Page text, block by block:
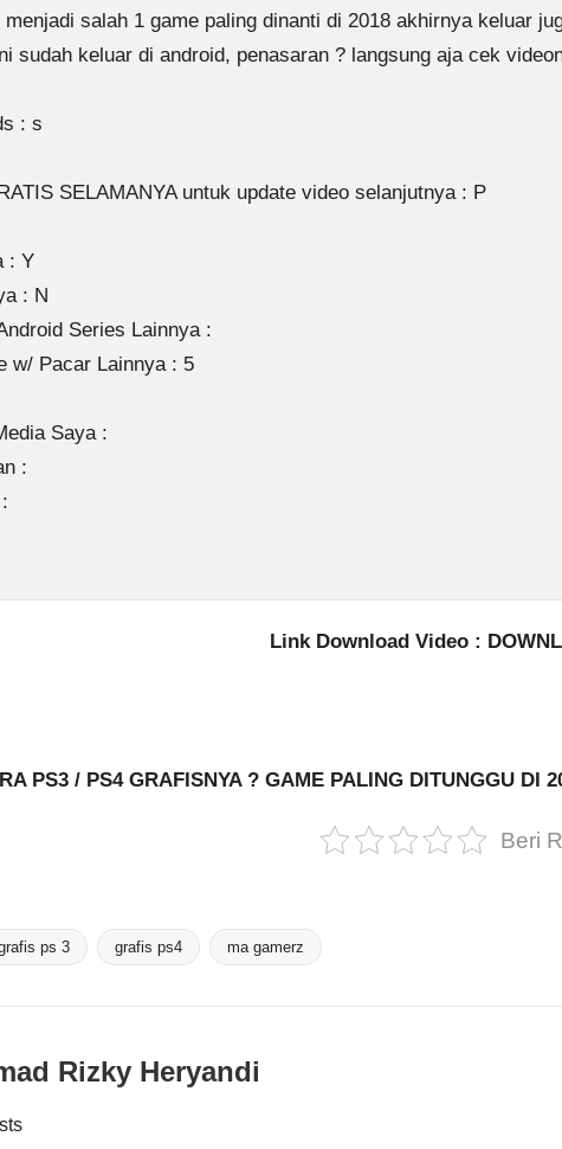
salah 1 game paling dinanti di 2018 akhirnya keluar
sudah keluar di android, penasaran ? langsung aja cek
: s
SELAMANYA untuk update video selanjutnya : P
: Y
: N
Series Lainnya :
w/ Pacar Lainnya : 5
Saya :
:
Link Download Video :
PS3 / PS4 GRAFISNYA ? GAME PALING DITUNGGU DI
Beri
ps 3 grafis ps4 ma gamerz
Rizky Heryandi